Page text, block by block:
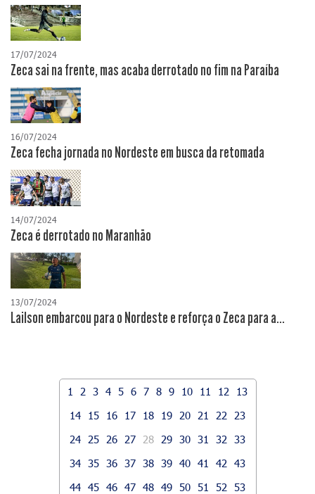
17/07/2024
Zeca sai na frente, mas acaba derrotado no fim na Paraíba
16/07/2024
Zeca fecha jornada no Nordeste em busca da retomada
14/07/2024
Zeca é derrotado no Maranhão
13/07/2024
Lailson embarcou para o Nordeste e reforça o Zeca para a...
1 2 3 4 5 6 7 8 9 10 11 12
13
14
15 16 17 18 19 20 21 22
23
24
25 26 27 28 29 30 31 32
33
34 35 36 37 38 39 40 41 42
43
44 45 46 47 48 49 50 51 52
53